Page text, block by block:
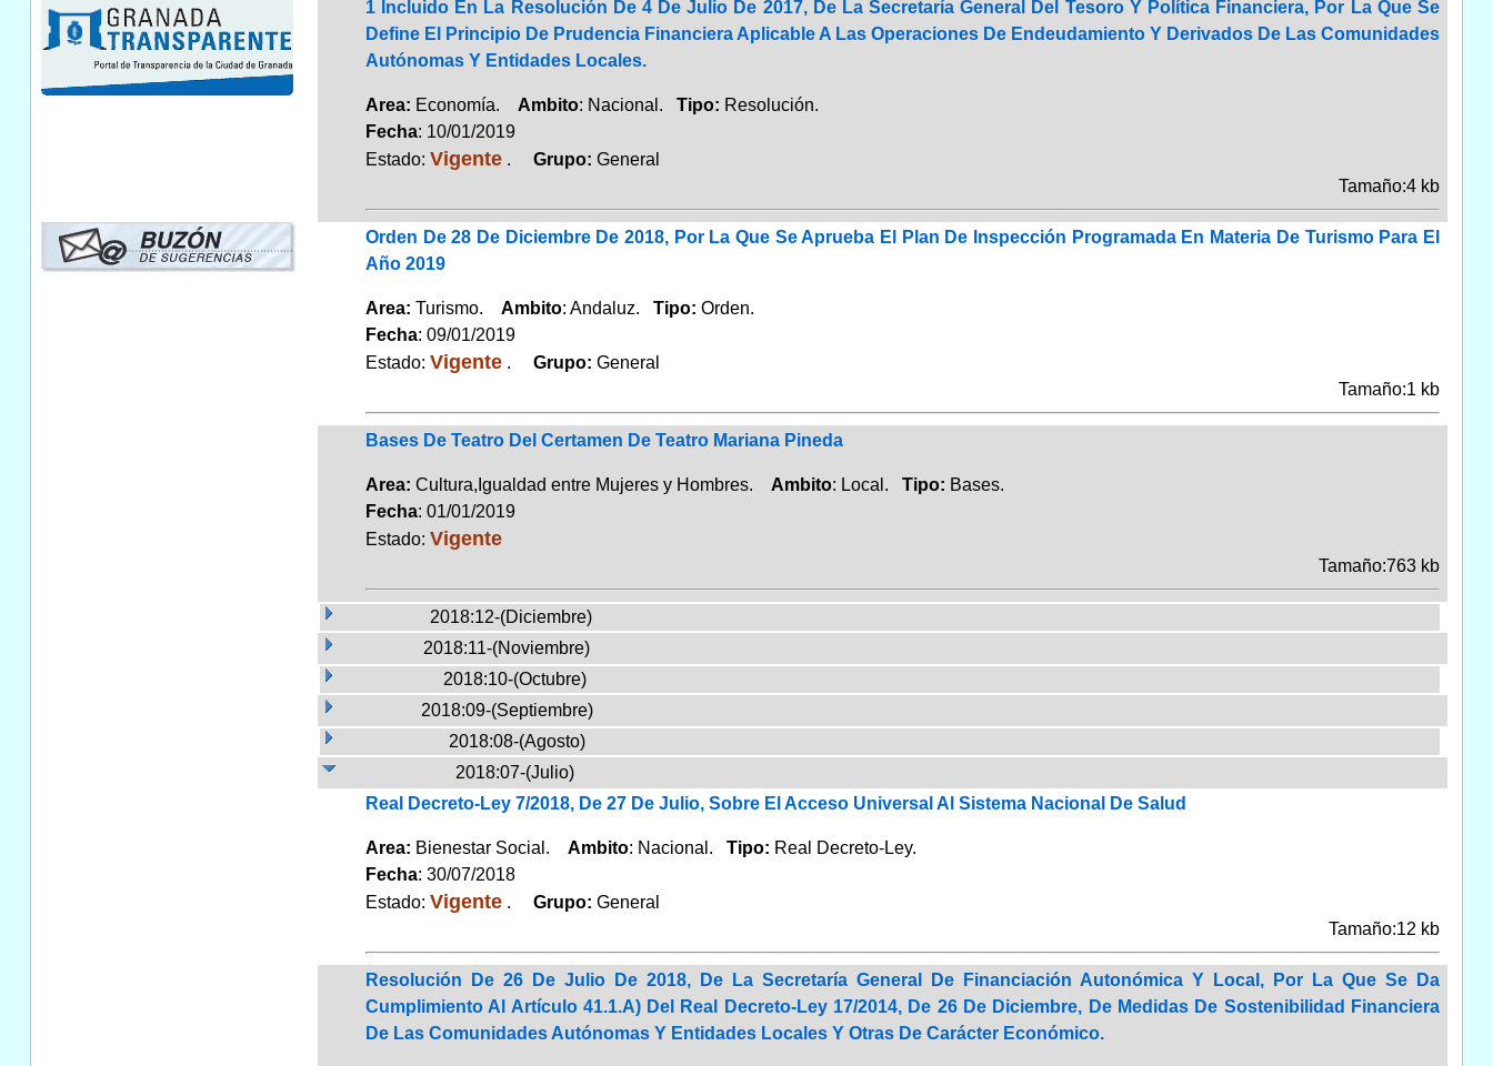
1 Incluido En La Resolución De 4 De Julio De 2017, De La Secretaría General Del Tesoro Y Política Financiera, Por La Que Se
Define El Principio De Prudencia Financiera Aplicable A Las Operaciones De Endeudamiento Y Derivados De Las Comunidades
Autónomas Y Entidades Locales.
Area: Economía. Ambito: Nacional. Tipo: Resolución.
Fecha: 10/01/2019
Estado: Vigente. Grupo: General
Tamaño:4 kb
Orden De 28 De Diciembre De 2018, Por La Que Se Aprueba El Plan De Inspección Programada En Materia De Turismo Para El
Año 2019
Area: Turismo. Ambito: Andaluz. Tipo: Orden.
Fecha: 09/01/2019
Estado: Vigente. Grupo: General
Tamaño:1 kb
Bases De Teatro Del Certamen De Teatro Mariana Pineda
Area: Cultura,Igualdad entre Mujeres y Hombres. Ambito: Local. Tipo: Bases.
Fecha: 01/01/2019
Estado: Vigente
Tamaño:763 kb
2018:12-(Diciembre)
2018:11-(Noviembre)
2018:10-(Octubre)
2018:09-(Septiembre)
2018:08-(Agosto)
2018:07-(Julio)
Real Decreto-Ley 7/2018, De 27 De Julio, Sobre El Acceso Universal Al Sistema Nacional De Salud
Area: Bienestar Social. Ambito: Nacional. Tipo: Real Decreto-Ley.
Fecha: 30/07/2018
Estado: Vigente. Grupo: General
Tamaño:12 kb
Resolución De 26 De Julio De 2018, De La Secretaría General De Financiación Autonómica Y Local, Por La Que Se Da
Cumplimiento Al Artículo 41.1.A) Del Real Decreto-Ley 17/2014, De 26 De Diciembre, De Medidas De Sostenibilidad Financiera
De Las Comunidades Autónomas Y Entidades Locales Y Otras De Carácter Económico.